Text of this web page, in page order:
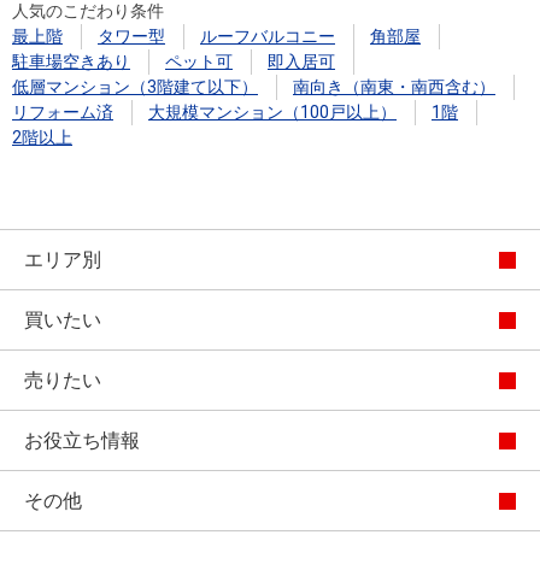
人気のこだわり条件
最上階
タワー型 ルーフバルコニー
角部屋
駐車場空きあり
ペット可
即入居可
低層マンション（3階建て以下）
南向き（南東・南西含む）
リフォーム済
大規模マンション（100戸以上）
1階
2階以上
エリア別
買いたい
売りたい
お役立ち情報
その他